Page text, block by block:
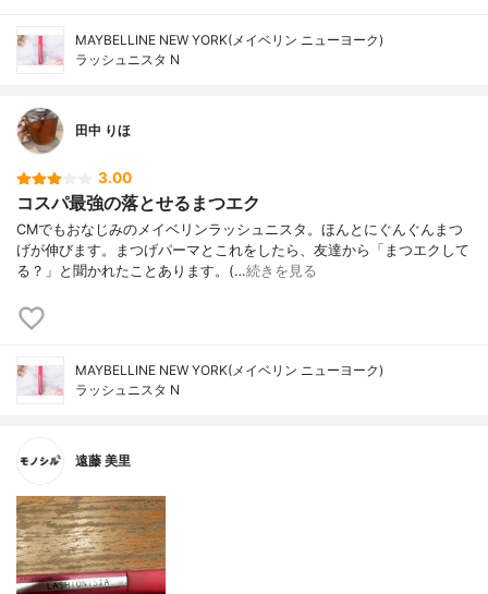
MAYBELLINE NEW YORK(メイベリン ニューヨーク)
ラッシュニスタ N
田中 りほ
3.00
コスパ最強の落とせるまつエク
CMでもおなじみのメイベリンラッシュニスタ。ほんとにぐんぐんまつ
げが伸びます。まつげパーマとこれをしたら、友達から「まつエクして
る？」と聞かれたことあります。(…続きを見る
MAYBELLINE NEW YORK(メイベリン ニューヨーク)
ラッシュニスタ N
遠藤 美里